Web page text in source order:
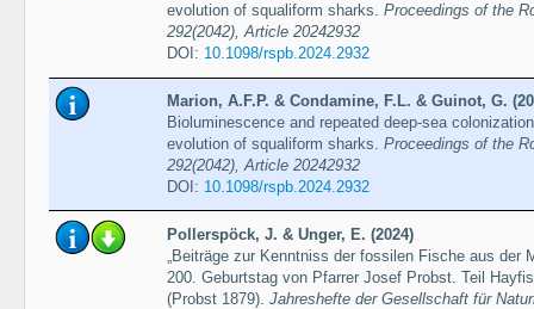
evolution of squaliform sharks. Proceedings of the
292(2042), Article 20242932
DOI: 10.1098/rspb.2024.2932
Marion, A.F.P. & Condamine, F.L. & Guinot, G.
Bioluminescence and repeated deep-sea
evolution of squaliform sharks. Proceedings of the
292(2042), Article 20242932
DOI: 10.1098/rspb.2024.2932
Pollerspöck, J. & Unger, E. (2024)
„Beiträge zur Kenntniss der fossilen Fische aus der
200. Geburtstag von Pfarrer Josef Probst. Teil
(Probst 1879). Jahreshefte der Gesellschaft für